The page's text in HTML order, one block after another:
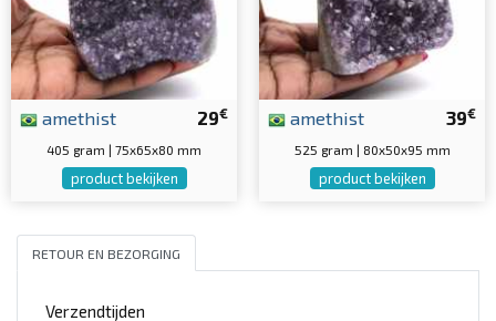
29€
amethist
405 gram | 75x65x80 mm
product bekijken
39€
amethist
525 gram | 80x50x95 mm
product bekijken
RETOUR EN BEZORGING
Verzendtijden